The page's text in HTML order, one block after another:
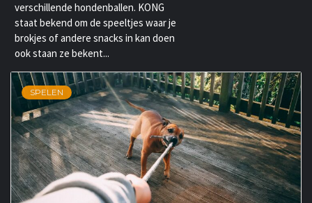
verschillende hondenballen. KONG
staat bekend om de speeltjes waar je
brokjes of andere snacks in kan doen
ook staan ze bekent...
SPELEN